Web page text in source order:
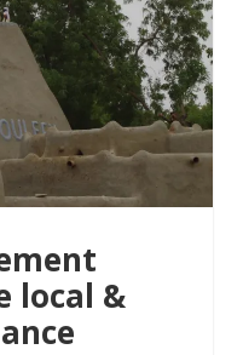
local &